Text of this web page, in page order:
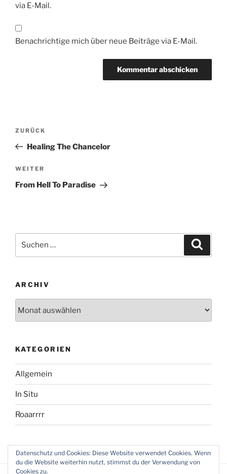
via E-Mail.
Benachrichtige mich über neue Beiträge via E-Mail.
Beitragsnavigation
Vorheriger
Beitrag
ZURÜCK
Healing The Chancelor
Nächster
Beitrag
WEITER
From Hell To Paradise
nach:
ARCHIV
KATEGORIEN
Allgemein
In Situ
Roaarrrr
Datenschutz und Cookies: Diese Website verwendet Cookies. Wenn
du die Website weiterhin nutzt, stimmst du der Verwendung von
Cookies zu.